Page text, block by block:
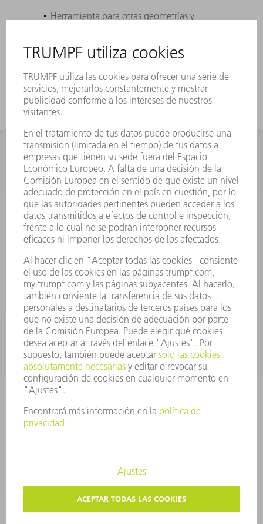
Herramienta para otras geometrías y
Posibilidad de muchas geometrías
INFORMACIÓN
Preguntas más frecuentes
Condiciones generales de venta
CONTACTO
Departamento de Repuestos
+34 91 657 36 70
Viernes de 8h – 17h
repuestos@es.trumpf.com
CONTACTO
Departamento de Utillaje
+34 91 657 36 69
Lunes a Jueves de 8h – 18h
Viernes de 8h – 17h
utillaje@trumpf.com
AVISO LEGAL
PROTECCIÓN DE DATOS
COPYRIGHT Y MARCA REGISTRADA
CONDICIONES DE USO